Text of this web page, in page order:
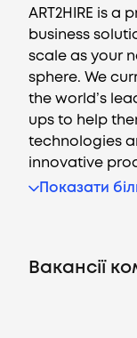
ART2HIRE is a
business
scale as your
sphere. We
the world’s
ups to help
technologies
innovative
Показати
Вакансії